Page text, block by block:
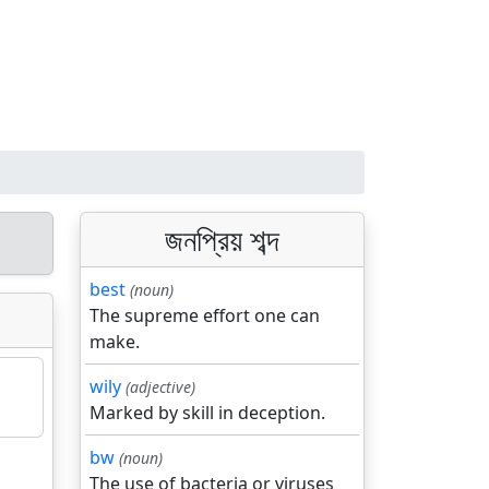
জনপ্রিয় শব্দ
best (noun)
The supreme effort one can
make.
wily (adjective)
Marked by skill in deception.
bw (noun)
The use of bacteria or viruses